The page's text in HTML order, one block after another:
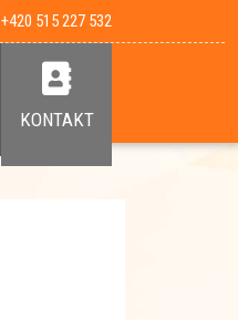
+420 515 227 532
KONTAKT